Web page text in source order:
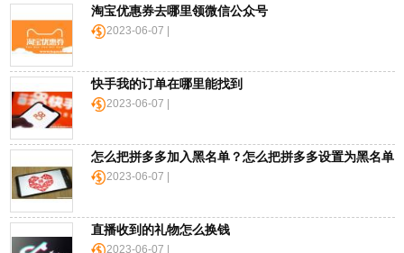
州
车
展
海
淘
攻
略
|
BASE
国
淘宝优惠券去哪里领微信公众号
2023-06-07 |
快手我的订单在哪里能找到
2023-06-07 |
怎么把拼多多加入黑名单？怎么把拼多多设置为黑名单
2023-06-07 |
直播收到的礼物怎么换钱
2023-06-07 |